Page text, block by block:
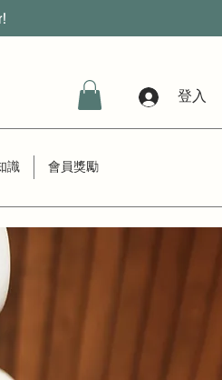
登入
識 會員獎勵